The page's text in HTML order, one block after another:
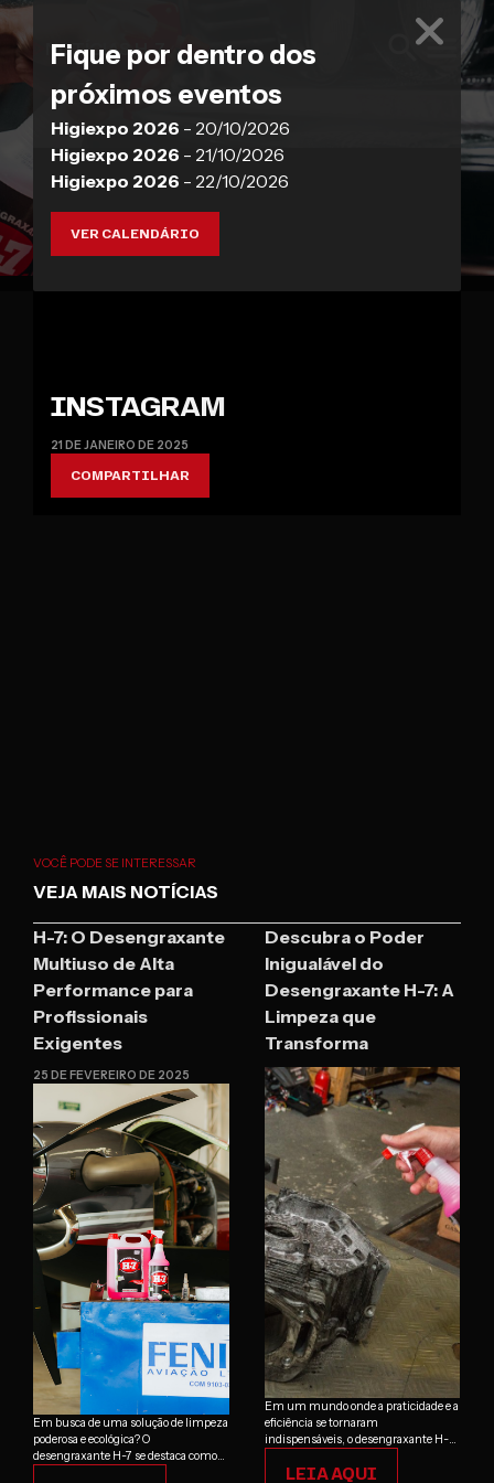
Fique por dentro dos
próximos eventos
Higiexpo 2026 - 20/10/2026
Higiexpo 2026 - 21/10/2026
Higiexpo 2026 - 22/10/2026
VER CALENDÁRIO
NOTÍCIAS H-7
INSTAGRAM
21 DE JANEIRO DE 2025
COMPARTILHAR
VOCÊ PODE SE INTERESSAR
VEJA MAIS NOTÍCIAS
H-7: O Desengraxante
Multiuso de Alta
Performance para
Profissionais
Exigentes
25 DE FEVEREIRO DE 2025
Em busca de uma solução de limpeza
poderosa e ecológica? O
desengraxante H-7 se destaca como
Descubra o Poder
Inigualável do
Desengraxante H-7: A
Limpeza que
Transforma
Em um mundo onde a praticidade e a
eficiência se tornaram
indispensáveis, o desengraxante H-7
quem busca uma limpeza profunda
LEIA AQUI